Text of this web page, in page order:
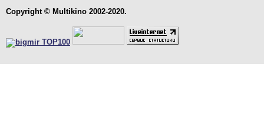
Copyright © Multikino 2002-2020.